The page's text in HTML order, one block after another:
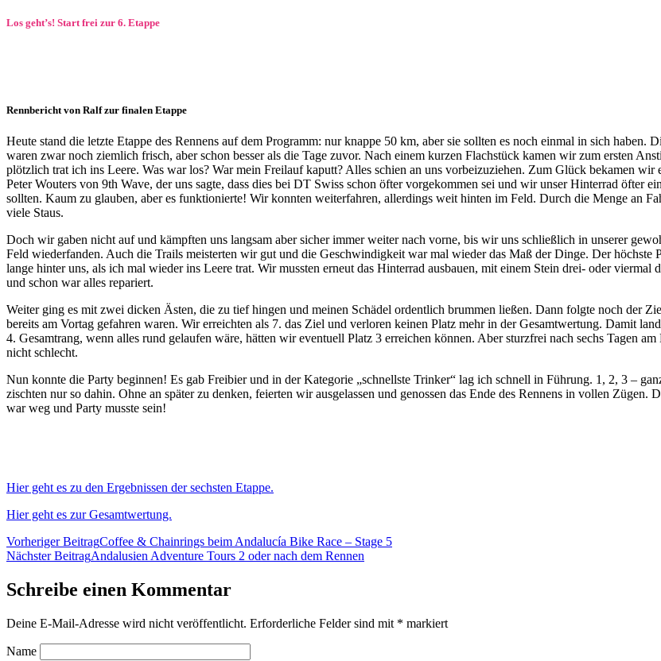
Los geht’s! Start frei zur 6. Etappe
Rennbericht von Ralf zur finalen Etappe
Heute stand die letzte Etappe des Rennens auf dem Programm: nur knappe 50 km, aber sie sollten es noch einmal in sich haben.
waren zwar noch ziemlich frisch, aber schon besser als die Tage zuvor. Nach einem kurzen Flachstück kamen wir zum ersten
plötzlich trat ich ins Leere. Was war los? War mein Freilauf kaputt? Alles schien an uns vorbeizuziehen. Zum Glück bekamen wir
Peter Wouters von 9th Wave, der uns sagte, dass dies bei DT Swiss schon öfter vorgekommen sei und wir unser Hinterrad öfter
sollten. Kaum zu glauben, aber es funktionierte! Wir konnten weiterfahren, allerdings weit hinten im Feld. Durch die Menge an
viele Staus.
Doch wir gaben nicht auf und kämpften uns langsam aber sicher immer weiter nach vorne, bis wir uns schließlich in unserer
Feld wiederfanden. Auch die Trails meisterten wir gut und die Geschwindigkeit war mal wieder das Maß der Dinge. Der höchste
lange hinter uns, als ich mal wieder ins Leere trat. Wir mussten erneut das Hinterrad ausbauen, mit einem Stein drei- oder viermal
und schon war alles repariert.
Weiter ging es mit zwei dicken Ästen, die zu tief hingen und meinen Schädel ordentlich brummen ließen. Dann folgte noch der
bereits am Vortag gefahren waren. Wir erreichten als 7. das Ziel und verloren keinen Platz mehr in der Gesamtwertung. Damit
4. Gesamtrang, wenn alles rund gelaufen wäre, hätten wir eventuell Platz 3 erreichen können. Aber sturzfrei nach sechs Tagen
nicht schlecht.
Nun konnte die Party beginnen! Es gab Freibier und in der Kategorie „schnellste Trinker“ lag ich schnell in Führung. 1, 2, 3 –
zischten nur so dahin. Ohne an später zu denken, feierten wir ausgelassen und genossen das Ende des Rennens in vollen Zügen.
war weg und Party musste sein!
Hier geht es zu den Ergebnissen der sechsten Etappe.
Hier geht es zur Gesamtwertung.
Vorheriger BeitragCoffee & Chainrings beim Andalucía Bike Race – Stage 5
Nächster BeitragAndalusien Adventure Tours 2 oder nach dem Rennen
Schreibe einen Kommentar
Deine E-Mail-Adresse wird nicht veröffentlicht. Erforderliche Felder sind mit * markiert
Name